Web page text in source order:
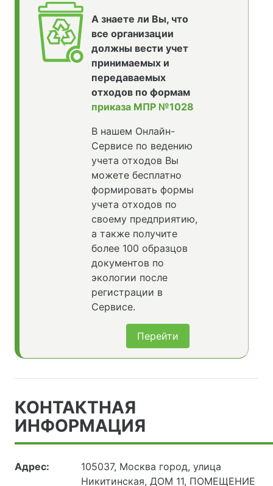
А знаете ли Вы, что
все организации
должны вести учет
принимаемых и
передаваемых
отходов по формам
приказа МПР №1028
В нашем Онлайн-
Сервисе по ведению
учета отходов Вы
можете бесплатно
формировать формы
учета отходов по
своему предприятию,
а также получите
более 100 образцов
документов по
экологии после
регистрации в
Сервисе.
Перейти
КОНТАКТНАЯ
ИНФОРМАЦИЯ
Адрес:
105037, Москва город, улица
Никитинская, ДОМ 11, ПОМЕЩЕНИЕ